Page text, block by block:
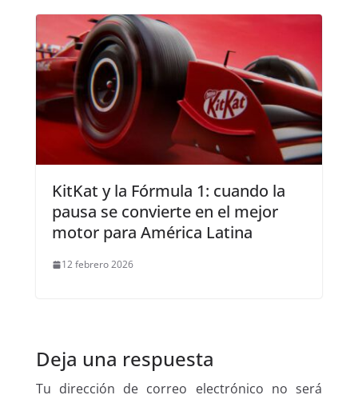
KitKat y la Fórmula 1: cuando la
pausa se convierte en el mejor
motor para América Latina
12 febrero 2026
Deja una respuesta
Tu dirección de correo electrónico no será